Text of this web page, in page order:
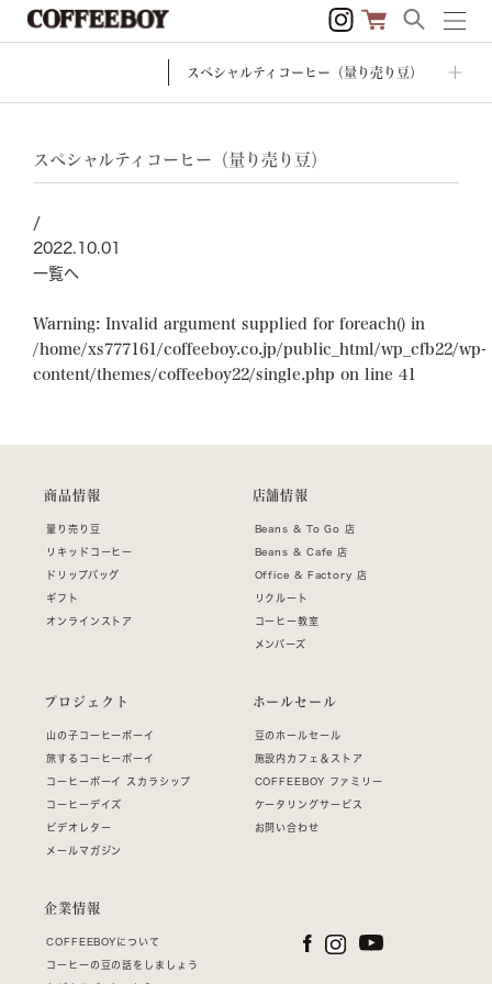
スペシャルティコーヒー（量り売り豆）
スペシャルティコーヒー（量り売り豆）
/
2022.10.01
一覧へ
Warning: Invalid argument supplied for foreach() in
/home/xs777161/coffeeboy.co.jp/public_html/wp_cfb22/wp-
content/themes/coffeeboy22/single.php on line 41
商品情報
量り売り豆
リキッドコーヒー
ドリップバッグ
ギフト
オンラインストア
店舗情報
Beans & To Go 店
Beans & Cafe 店
Office & Factory 店
リクルート
コーヒー教室
メンバーズ
プロジェクト
山の子コーヒーボーイ
旅するコーヒーボーイ
コーヒーボーイ スカラシップ
コーヒーデイズ
ビデオレター
メールマガジン
ホールセール
豆のホールセール
施設内カフェ＆ストア
COFFEEBOY ファミリー
ケータリングサービス
お問い合わせ
企業情報
COFFEEBOYについて
コーヒーの豆の話をしましょう